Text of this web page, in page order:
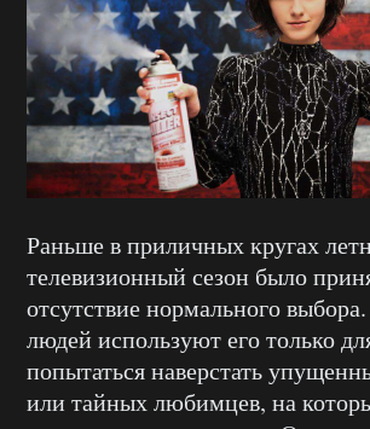
Раньше в приличных кругах
телевизионный сезон было
отсутствие нормального
людей используют его только
попытаться наверстать
или тайных любимцев, на